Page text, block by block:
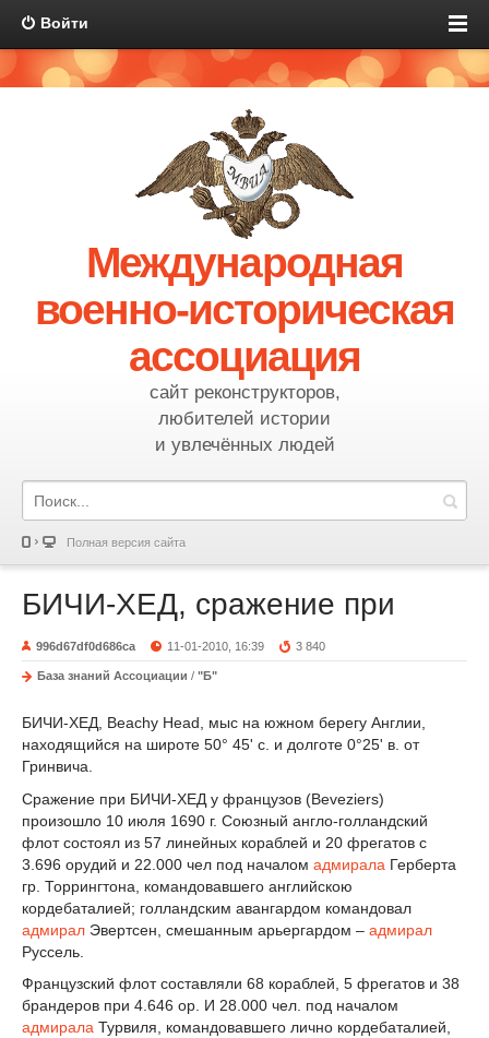
Войти
Международная
военно-историческая
ассоциация
сайт реконструкторов,
любителей истории
и увлечённых людей
Полная версия сайта
БИЧИ-ХЕД, сражение при
996d67df0d686ca 11-01-2010, 16:39 3 840
База знаний Ассоциации / "Б"
БИЧИ-ХЕД, Beachy Head, мыс на южном берегу Англии,
находящийся на широте 50° 45' с. и долготе 0°25' в. от
Гринвича.
Сражение при БИЧИ-ХЕД у французов (Beveziers)
произошло 10 июля 1690 г. Союзный англо-голландский
флот состоял из 57 линейных кораблей и 20 фрегатов с
3.696 орудий и 22.000 чел под началом адмирала Герберта
гр. Торрингтона, командовавшего английскою
кордебаталией; голландским авангардом командовал
адмирал Эвертсен, смешанным арьергардом – адмирал
Руссель.
Французский флот составляли 68 кораблей, 5 фрегатов и 38
брандеров при 4.646 ор. И 28.000 чел. под началом
адмирала Турвиля, командовавшего лично кордебаталией,